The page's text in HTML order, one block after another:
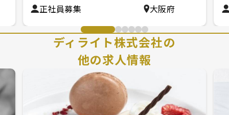
正社員募集
大阪府
ディライト株式会社の
他の求人情報